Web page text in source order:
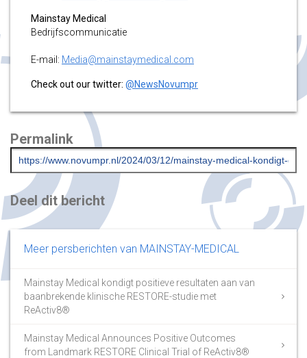
Mainstay Medical
Bedrijfscommunicatie
E-mail: Media@mainstaymedical.com
Check out our twitter: @NewsNovumpr
Permalink
Deel dit bericht
Meer persberichten van MAINSTAY-MEDICAL
Mainstay Medical kondigt positieve resultaten aan van
baanbrekende klinische RESTORE-studie met
ReActiv8®
Mainstay Medical Announces Positive Outcomes
from Landmark RESTORE Clinical Trial of ReActiv8®